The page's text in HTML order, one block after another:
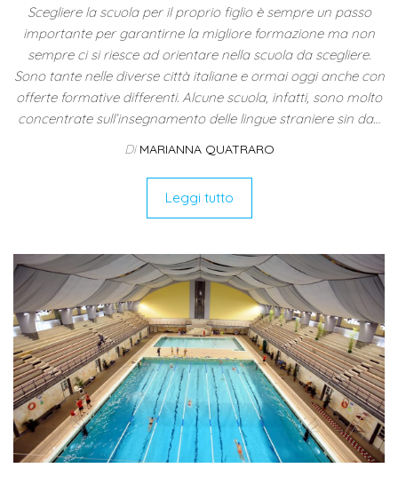
Scegliere la scuola per il proprio figlio è sempre un passo
importante per garantirne la migliore formazione ma non
sempre ci si riesce ad orientare nella scuola da scegliere.
Sono tante nelle diverse città italiane e ormai oggi anche con
offerte formative differenti. Alcune scuola, infatti, sono molto
concentrate sull’insegnamento delle lingue straniere sin da…
Di MARIANNA QUATRARO
Leggi tutto